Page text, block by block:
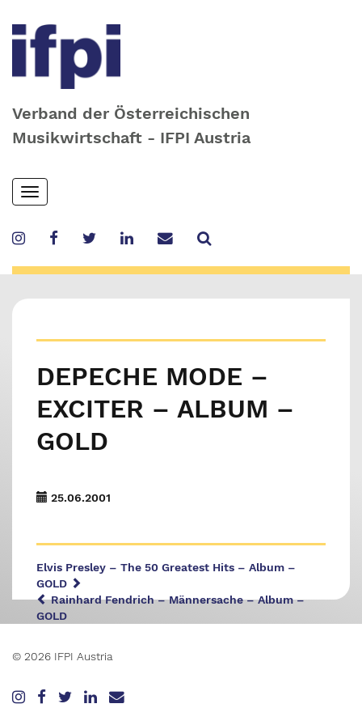
Verband der Österreichischen
Musikwirtschaft - IFPI Austria
Skip
to
content
Toggle
navigation
DEPECHE MODE –
EXCITER – ALBUM –
GOLD
25.06.2001
Elvis Presley – The 50 Greatest Hits – Album –
GOLD
Rainhard Fendrich – Männersache – Album –
GOLD
© 2026 IFPI Austria